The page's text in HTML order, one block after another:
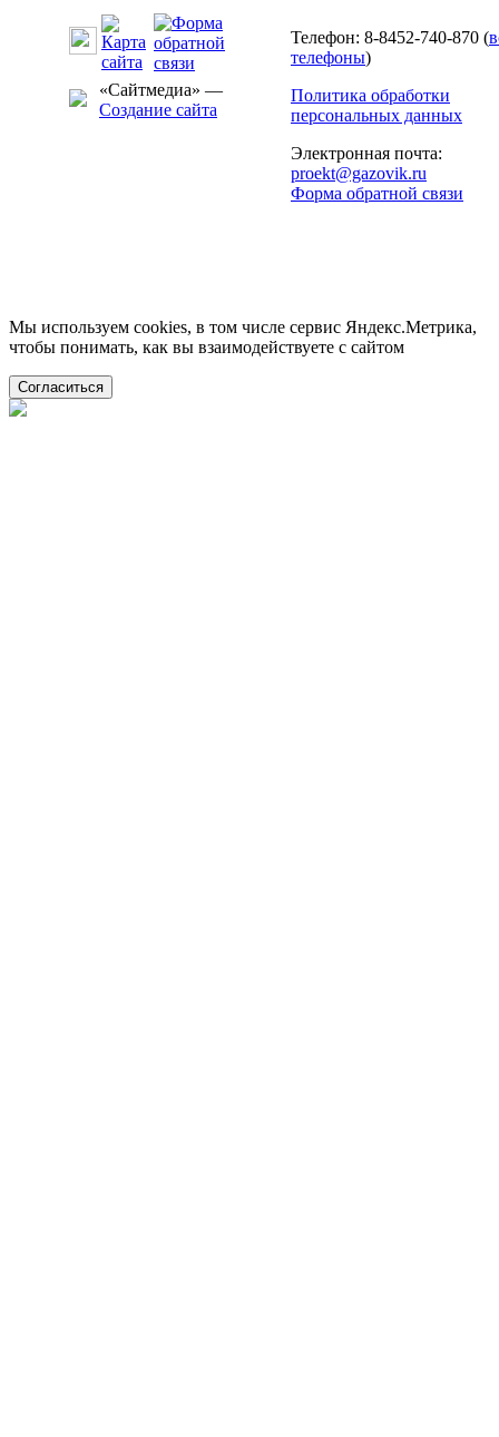
«Сайтмедиа» —
Создание сайта
Телефон: 8-8452-740-870 (
телефоны)
Политика обработки
персональных данных
Электронная почта:
proekt@gazovik.ru
Форма обратной связи
Мы используем cookies, в том числе сервис Яндекс.Метрика,
чтобы понимать, как вы взаимодействуете с сайтом
Согласиться